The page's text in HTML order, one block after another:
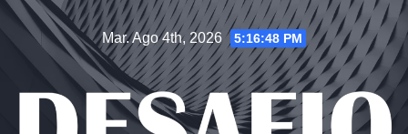
Mar. Ago 4th, 2026 5:16:49 PM